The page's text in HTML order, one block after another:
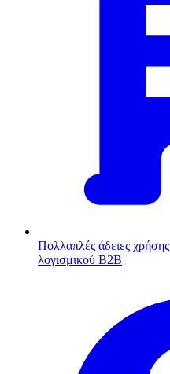
Πολλαπλές άδειες χρήσης
λογισμικού B2B